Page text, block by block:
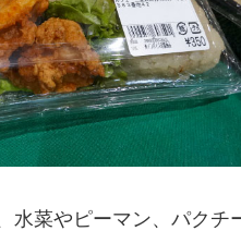
水菜やピーマン、パク